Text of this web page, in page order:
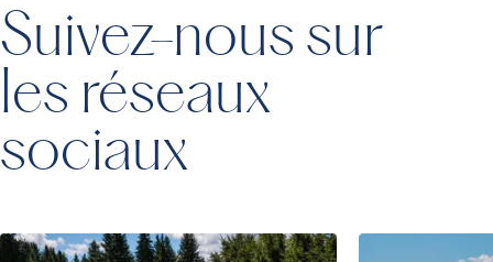
Suivez-nous sur
les réseaux
sociaux